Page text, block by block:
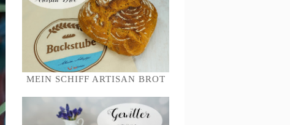
MEIN SCHIFF ARTISAN BROT